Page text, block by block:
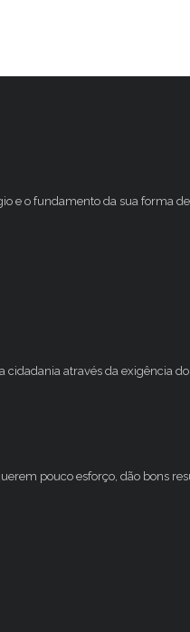
e o fundamento da sua forma
através da exigência
pouco esforço, dão bons